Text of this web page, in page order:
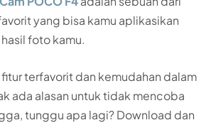
yang bisa kamu aplikasikan
foto kamu.
terfavorit dan kemudahan dalam
ada alasan untuk tidak mencoba
tunggu apa lagi? Download dan